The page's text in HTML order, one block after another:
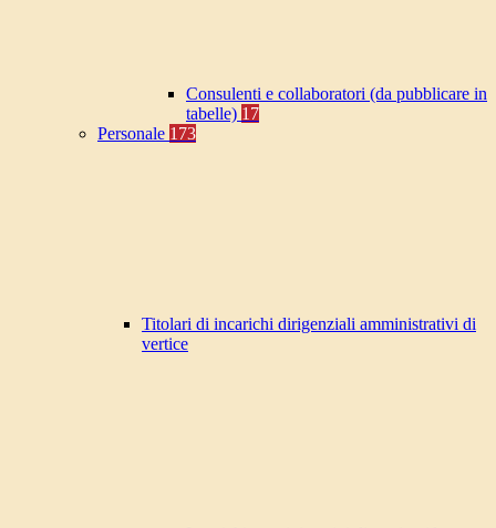
Consulenti e collaboratori (da pubblicare in
tabelle) 17
Personale 173
Titolari di incarichi dirigenziali amministrativi di
vertice